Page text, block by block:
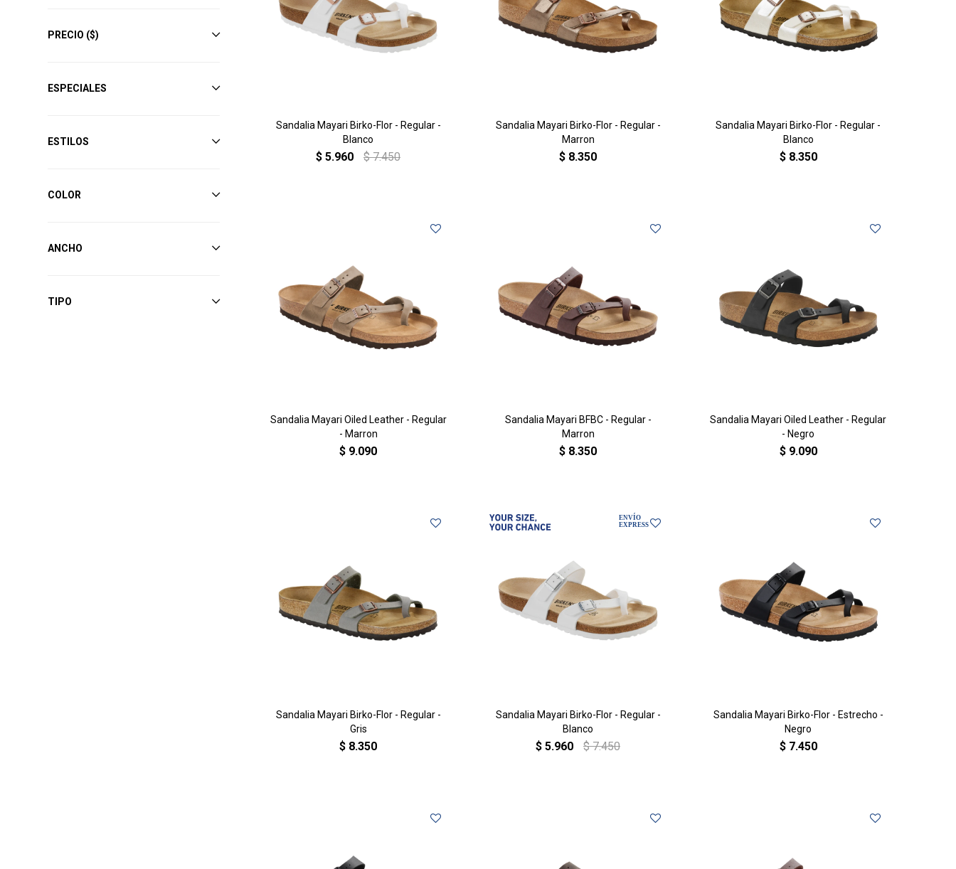
Sandalia Mayari Birko-Flor - Regular -
Blanco
$ 5.960 $ 7.450
Sandalia Mayari Birko-Flor - Regular -
Marron
$ 8.350
Sandalia Mayari Birko-Flor - Regular -
Blanco
$ 8.350
Sandalia Mayari Oiled Leather - Regular
- Marron
$ 9.090
Sandalia Mayari BFBC - Regular -
Marron
$ 8.350
Sandalia Mayari Oiled Leather - Regular
- Negro
$ 9.090
Sandalia Mayari Birko-Flor - Regular -
Gris
$ 8.350
Sandalia Mayari Birko-Flor - Regular -
Blanco
$ 5.960 $ 7.450
Sandalia Mayari Birko-Flor - Estrecho -
Negro
$ 7.450
PRECIO ($)
ESPECIALES
ESTILOS
COLOR
ANCHO
TIPO